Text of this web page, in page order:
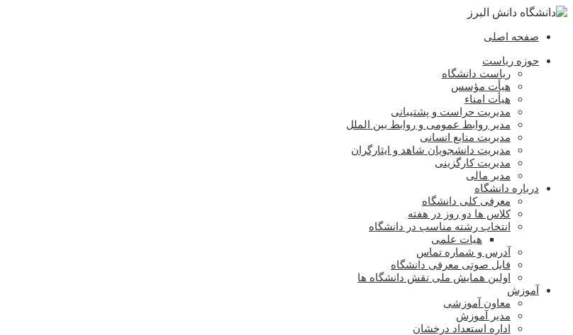
صفحه اصلی
حوزه ریاست
ریاست دانشگاه
هیأت مؤسس
هیأت امناء
مدیریت حراست و پشتیبانی
مدیر روابط عمومی و روابط بین الملل
مدیریت منابع انسانی
مدیریت دانشجویان شاهد و ایثارگران
مدیریت کارگزینی
مدیر مالی
درباره دانشگاه
معرفی کلی دانشگاه
کلاس ها دو روز در هفته
انتخاب رشته مناسب در دانشگاه
هیات علمی
آدرس و شماره تماس
فایل صوتی معرفی دانشگاه
اولین همایش ملی نقش دانشگاه ها
آموزش
معاون آموزشی
مدیر آموزش
اداره استعداد درخشان